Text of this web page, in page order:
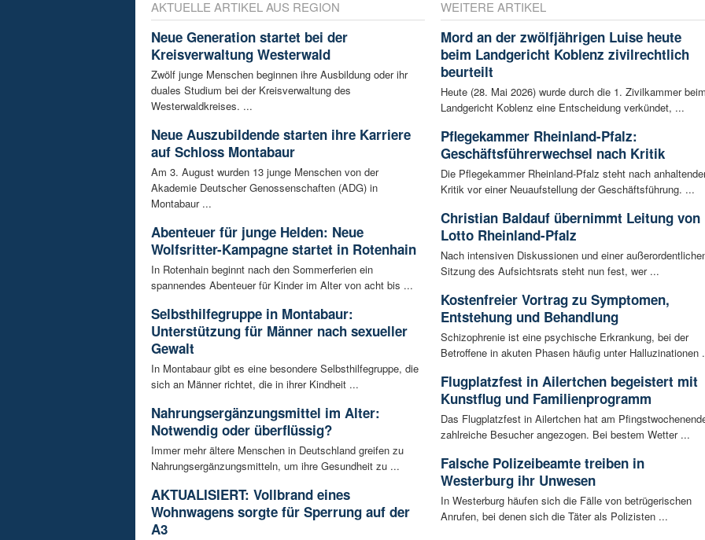
AKTUELLE ARTIKEL AUS REGION
Neue Generation startet bei der
Kreisverwaltung Westerwald
Zwölf junge Menschen beginnen ihre Ausbildung oder ihr
duales Studium bei der Kreisverwaltung des
Westerwaldkreises. ...
Neue Auszubildende starten ihre Karriere
auf Schloss Montabaur
Am 3. August wurden 13 junge Menschen von der
Akademie Deutscher Genossenschaften (ADG) in
Montabaur ...
Abenteuer für junge Helden: Neue
Wolfsritter-Kampagne startet in Rotenhain
In Rotenhain beginnt nach den Sommerferien ein
spannendes Abenteuer für Kinder im Alter von acht bis ...
Selbsthilfegruppe in Montabaur:
Unterstützung für Männer nach sexueller
Gewalt
In Montabaur gibt es eine besondere Selbsthilfegruppe, die
sich an Männer richtet, die in ihrer Kindheit ...
Nahrungsergänzungsmittel im Alter:
Notwendig oder überflüssig?
Immer mehr ältere Menschen in Deutschland greifen zu
Nahrungsergänzungsmitteln, um ihre Gesundheit zu ...
AKTUALISIERT: Vollbrand eines
Wohnwagens sorgte für Sperrung auf der
A3
WEITERE ARTIKEL
Mord an der zwölfjährigen Luise heute
beim Landgericht Koblenz zivilrechtlich
beurteilt
Heute (28. Mai 2026) wurde durch die 1. Zivilkammer
Landgericht Koblenz eine Entscheidung verkündet, ...
Pflegekammer Rheinland-Pfalz:
Geschäftsführerwechsel nach Kritik
Die Pflegekammer Rheinland-Pfalz steht nach
Kritik vor einer Neuaufstellung der Geschäftsführung. ...
Christian Baldauf übernimmt Leitung von
Lotto Rheinland-Pfalz
Nach intensiven Diskussionen und einer
Sitzung des Aufsichtsrats steht nun fest, wer ...
Kostenfreier Vortrag zu Symptomen,
Entstehung und Behandlung
Schizophrenie ist eine psychische Erkrankung, bei der
Betroffene in akuten Phasen häufig unter Halluzinationen
Flugplatzfest in Ailertchen begeistert mit
Kunstflug und Familienprogramm
Das Flugplatzfest in Ailertchen hat am
zahlreiche Besucher angezogen. Bei bestem Wetter ...
Falsche Polizeibeamte treiben in
Westerburg ihr Unwesen
In Westerburg häufen sich die Fälle von betrügerischen
Anrufen, bei denen sich die Täter als Polizisten ...